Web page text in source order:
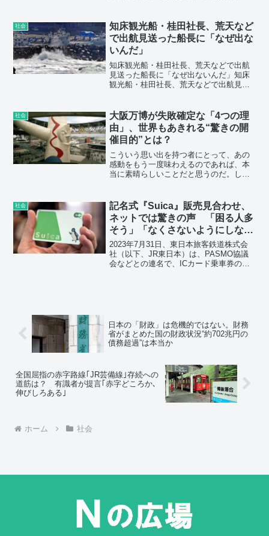
防ぐには、感染過程とウイルスの特性の
解明が不可欠だ。「第6波に備えるには、
なぜ感染が急拡大し、急激に落ちたかの
分析が非常に重要だ」。新型コロナ対策
分科会の尾身茂会長は9月28日の記者会見
でそう述べ、仮説として急減理由に5つの
要因を挙げた。
社会
知床観光船・桂田社長、荒天など
で出航見送った船長に「なぜ出な
いんだ」
知床観光船・桂田社長、荒天などで出航
見送った船長に「なぜ出ないんだ」知床
観光船・桂田社長、荒天などで出航見送
沖で乗客乗員26人が乗った観光船「ＫＡ
ＺＵ...
社会
大阪万博が失敗確定な「4つの理
由」、世界もあきれる“驚きの開
催目的”とは？
こういう思い出を持つ者にとって、あの
感動をもう一度味わえるのであれば、本
当に素晴らしいことだと思うのだ。しか
誰も踊らない」状況にあるようだ。
社会
記名式『Suica』販売見合わせ、
ネットでは驚きの声 「困る人多
そう」「なくさないようにしない
と」
2023年7月31日、東日本旅客鉄道株式会
社（以下、JR東日本）は、PASMO協議
会などとの連名で、ICカード乗車券の
日本の「財政」は危機的ではない。財務
省がまとめた国の財政状況“約702兆円の
債務超過”は本当か
全国屈指の赤字路線｢JR芸備線｣存続への
道筋は？ 有識者が提言｢赤字どころか､
伸びしろある｣
ホーム 社会